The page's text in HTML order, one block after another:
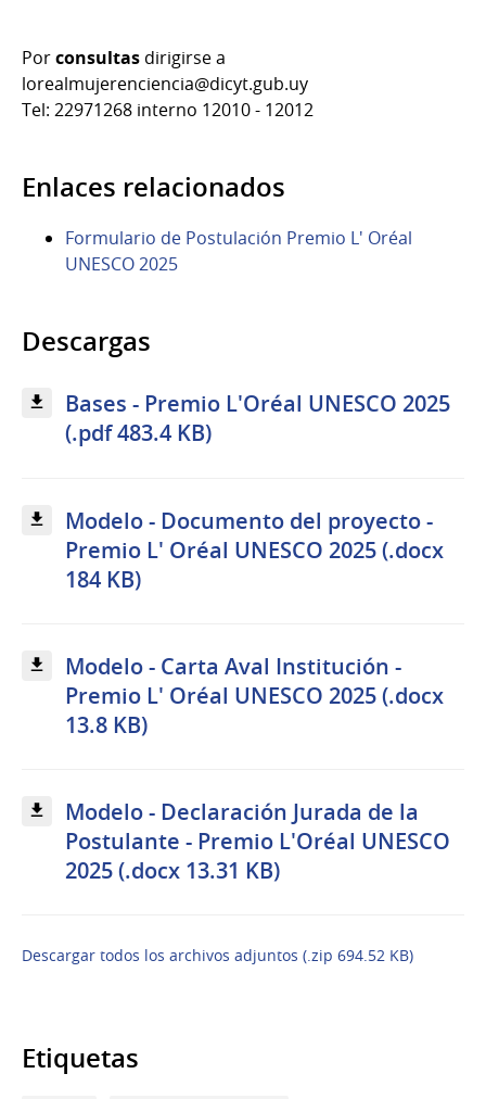
Porconsultas dirigirse a
lorealmujerenciencia@dicyt.gub.uy
Tel: 22971268 interno 12010 - 12012
Enlaces relacionados
Formulario de Postulación Premio L' Oréal
UNESCO 2025
Descargas
Bases - Premio L'Oréal UNESCO 2025
(.pdf 483.4 KB)
Modelo - Documento del proyecto -
Premio L' Oréal UNESCO 2025 (.docx
184 KB)
Modelo - Carta Aval Institución -
Premio L' Oréal UNESCO 2025 (.docx
13.8 KB)
Modelo - Declaración Jurada de la
Postulante - Premio L'Oréal UNESCO
2025 (.docx 13.31 KB)
Descargar todos los archivos adjuntos (.zip 694.52 KB)
Etiquetas